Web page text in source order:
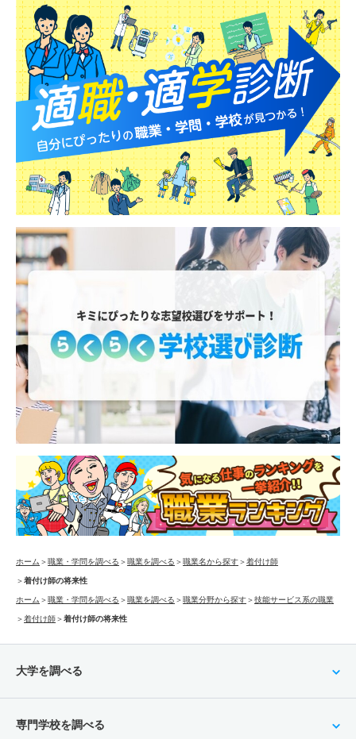
ホーム ＞職業・学問を調べる ＞職業を調べる ＞職業名から探す＞着付け師
＞着付け師の将来性
ホーム ＞職業・学問を調べる ＞職業を調べる ＞職業分野から探す＞技能サービス系の職業
＞着付け師＞着付け師の将来性
大学を調べる
専門学校を調べる